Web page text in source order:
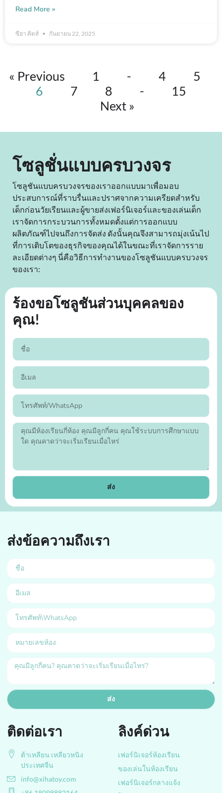
Read More »
ซีฮา คิดส์ กันยายน 22, 2025
« Previous 1 - 4
5
6
7 8 -
15
Next »
โซลูชั่นแบบครบวงจร
โซลูชันแบบครบวงจรของเราออกแบบมาเพื่อมอบ
ประสบการณ์ที่ราบรื่นและปราศจากความเครียดสำหรับ
เด็กก่อนวัยเรียนและผู้ขายส่งเฟอร์นิเจอร์และของเล่นเด็ก
เราจัดการกระบวนการทั้งหมดตั้งแต่การออกแบบ
ผลิตภัณฑ์ไปจนถึงการจัดส่ง ดังนั้นคุณจึงสามารถมุ่งเน้นไป
ที่การเติบโตของธุรกิจของคุณได้ในขณะที่เราจัดการราย
ละเอียดต่างๆ นี่คือวิธีการทำงานของโซลูชันแบบครบวงจร
ของเรา:
ร้องขอโซลูชันส่วนบุคคลของ
คุณ!
ส่ง
ลิงค์ด่วน
เฟอร์นิเจอร์ห้องเรียน
ของเล่นในห้องเรียน
เฟอร์นิเจอร์กลางแจ้ง
ติดต่อเรา
ต้าเหลียน เหลียวหนิง
ประเทศจีน
info@xihatoy.com
ส่งข้อความถึงเรา
ส่ง